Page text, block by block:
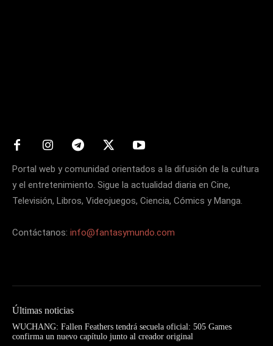
Portal web y comunidad orientados a la difusión de la cultura
y el entretenimiento. Sigue la actualidad diaria en Cine,
Televisión, Libros, Videojuegos, Ciencia, Cómics y Manga.
Contáctanos: info@fantasymundo.com
Últimas noticias
WUCHANG: Fallen Feathers tendrá secuela oficial: 505 Games
confirma un nuevo capítulo junto al creador original